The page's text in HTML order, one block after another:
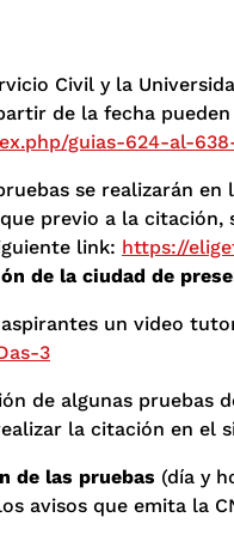
Civil y la
de la fecha
guias-624-al-
se realizarán
previo a la
link: https://
de la ciudad de
un video
3
de algunas pruebas
la citación en el
de las pruebas (día y
avisos que emita la